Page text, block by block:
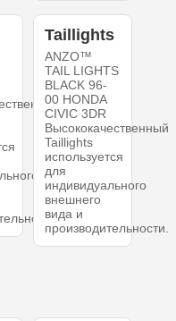
Taillights
ANZO™
TAIL LIGHTS
BLACK 96-
00 HONDA
CIVIC 3DR
Высококачественный
Taillights
используется
для
индивидуального
внешнего
вида и
производительности.